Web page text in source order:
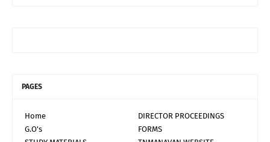
PAGES
Home
DIRECTOR PROCEEDINGS
G.O's
FORMS